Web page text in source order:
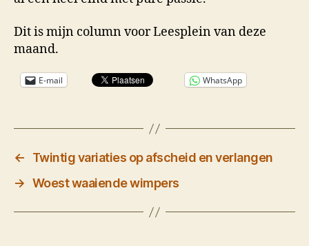
Dit is mijn column voor Leesplein van deze
maand.
E-mail WhatsApp
←
Twintig variaties op afscheid en verlangen
→ Woest waaiende wimpers